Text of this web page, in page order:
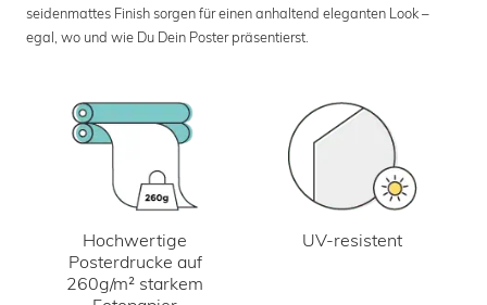
seidenmattes Finish sorgen für einen anhaltend eleganten Look –
egal, wo und wie Du Dein Poster präsentierst.
Hochwertige
Posterdrucke auf
260g/m² starkem
UV-resistent